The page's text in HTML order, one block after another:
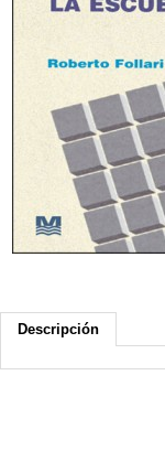
Descripción